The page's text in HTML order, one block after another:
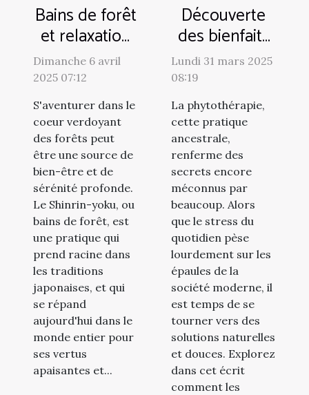
Bains de forêt
et relaxation
les secrets du
Shinrin-yoku
pour le bien-
être corporel
et mental
Dimanche 6 avril
2025 07:12
S'aventurer dans le
coeur verdoyant
des forêts peut
être une source de
bien-être et de
sérénité profonde.
Le Shinrin-yoku, ou
bains de forêt, est
une pratique qui
prend racine dans
les traditions
japonaises, et qui
se répand
aujourd'hui dans le
monde entier pour
ses vertus
apaisantes et...
Découverte
des bienfaits
insoupçonnés
phytothérapie
sur le stress
Lundi 31 mars 2025
08:19
La phytothérapie,
cette pratique
ancestrale,
renferme des
secrets encore
méconnus par
beaucoup. Alors
que le stress du
quotidien pèse
lourdement sur les
épaules de la
société moderne, il
est temps de se
tourner vers des
solutions naturelles
et douces. Explorez
dans cet écrit
comment les